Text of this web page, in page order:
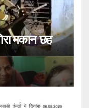
मकान छह